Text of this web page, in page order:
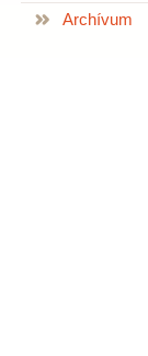
Archívum